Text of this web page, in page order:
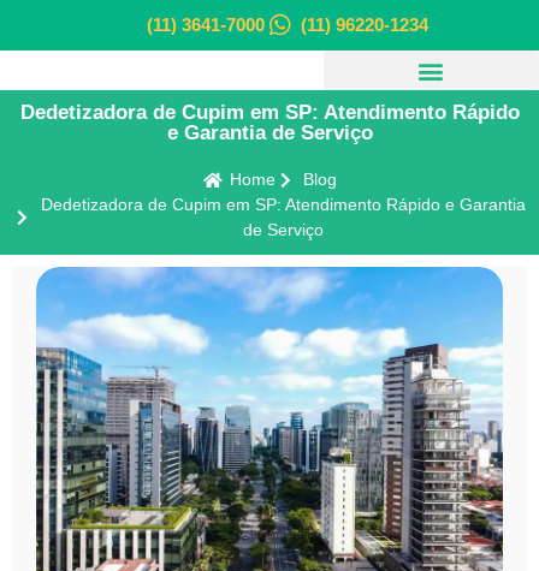
(11) 3641-7000 (11) 96220-1234
Dedetizadora de Cupim em SP: Atendimento Rápido
e Garantia de Serviço
Home
Blog
Dedetizadora de Cupim em SP: Atendimento Rápido e Garantia
de Serviço